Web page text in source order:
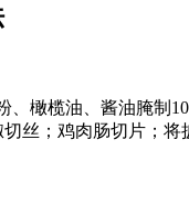
、橄榄油、酱油腌制
丝；鸡肉肠切片；